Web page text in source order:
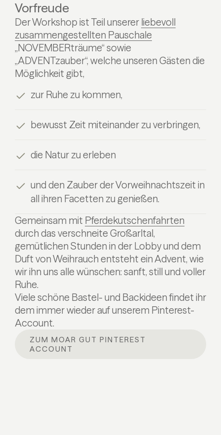
Vorfreude
Der Workshop ist Teil unserer liebevoll
zusammengestellten Pauschale
„NOVEMBERträume“ sowie
„ADVENTzauber“, welche unseren Gästen die
Möglichkeit gibt,
zur Ruhe zu kommen,
bewusst Zeit miteinander zu verbringen,
die Natur zu erleben
und den Zauber der Vorweihnachtszeit in
all ihren Facetten zu genießen.
Gemeinsam mit Pferdekutschenfahrten
durch das verschneite Großarltal,
gemütlichen Stunden in der Lobby und dem
Duft von Weihrauch entsteht ein Advent, wie
wir ihn uns alle wünschen: sanft, still und voller
Ruhe.
Viele schöne Bastel- und Backideen findet ihr
dem immer wieder auf unserem Pinterest-
Account.
ZUM MOAR GUT PINTEREST
ACCOUNT